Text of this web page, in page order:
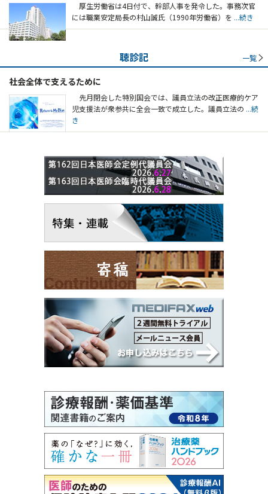
厚生労働省は4日付で、幹部人事を発令した。事務次官
には職業安定局長の村山誠氏（1990年労働省）を ...続き
聴診記 一覧
社会全体で支えるために
先月閉会した特別国会では、議員立法の改正医療的ケア
児支援法が衆参共に全会一致で成立した。議員立法の ...続
き